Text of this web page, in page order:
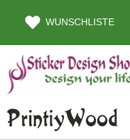
WUNSCHLISTE